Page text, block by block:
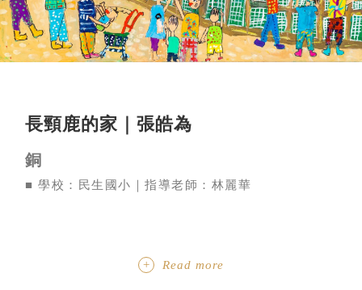
長頸鹿的家｜張皓為
銅
■ 學校：民生國小｜指導老師：林麗華
Read more